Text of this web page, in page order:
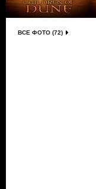
ВСЕ ФОТО (72)